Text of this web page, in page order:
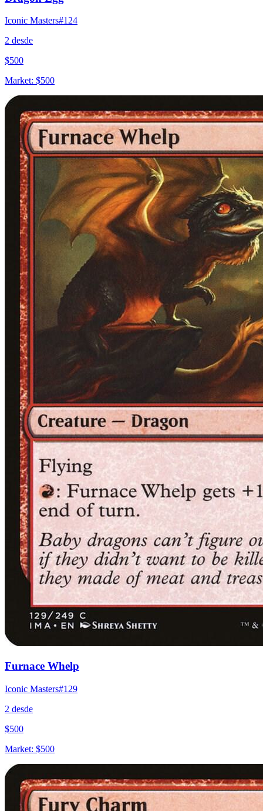
Iconic Masters#124
2 desde
$500
Market: $500
Furnace Whelp
Iconic Masters#129
2 desde
$500
Market: $500